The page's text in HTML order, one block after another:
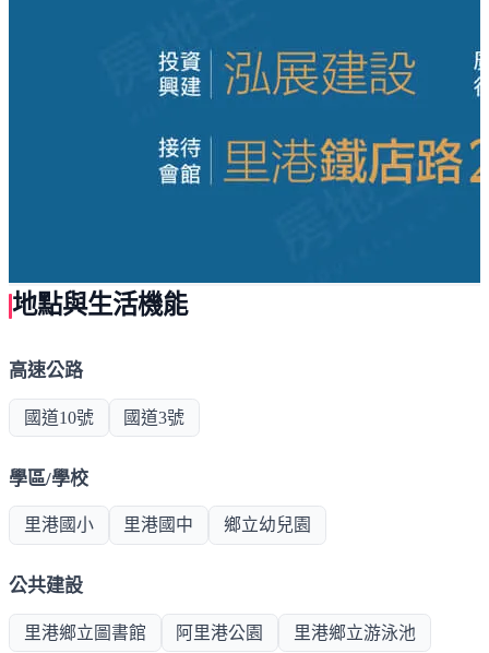
地點與生活機能
高速公路
國道10號 國道3號
學區/學校
里港國小 里港國中 鄉立幼兒園
公共建設
里港鄉立圖書館 阿里港公園 里港鄉立游泳池